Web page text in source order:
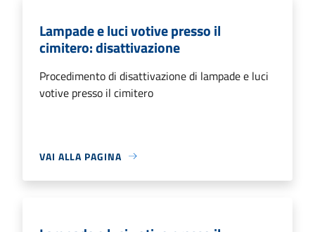
Lampade e luci votive presso il
cimitero: disattivazione
Procedimento di disattivazione di lampade e luci
votive presso il cimitero
VAI ALLA PAGINA